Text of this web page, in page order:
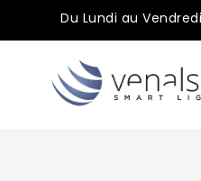
Du Lundi au